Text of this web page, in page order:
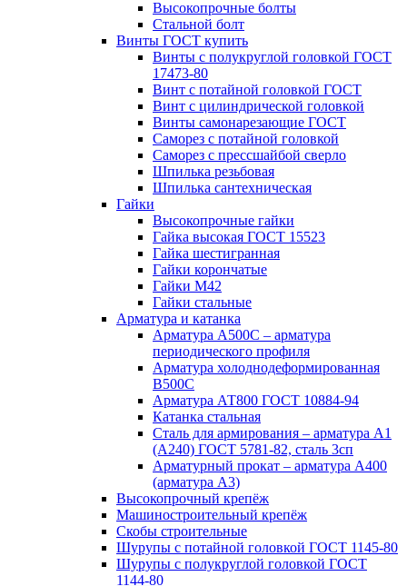
Высокопрочные болты
Стальной болт
Винты ГОСТ купить
Винты с полукруглой головкой ГОСТ
17473-80
Винт с потайной головкой ГОСТ
Винт с цилиндрической головкой
Винты самонарезающие ГОСТ
Саморез с потайной головкой
Саморез с прессшайбой сверло
Шпилька резьбовая
Шпилька сантехническая
Гайки
Высокопрочные гайки
Гайка высокая ГОСТ 15523
Гайка шестигранная
Гайки корончатые
Гайки М42
Гайки стальные
Арматура и катанка
Арматура А500С – арматура
периодического профиля
Арматура холоднодеформированная
В500С
Арматура АТ800 ГОСТ 10884-94
Катанка стальная
Сталь для армирования – арматура А1
(А240) ГОСТ 5781-82, сталь 3сп
Арматурный прокат – арматура А400
(арматура А3)
Высокопрочный крепёж
Машиностроительный крепёж
Скобы строительные
Шурупы с потайной головкой ГОСТ 1145-80
Шурупы с полукруглой головкой ГОСТ
1144-80